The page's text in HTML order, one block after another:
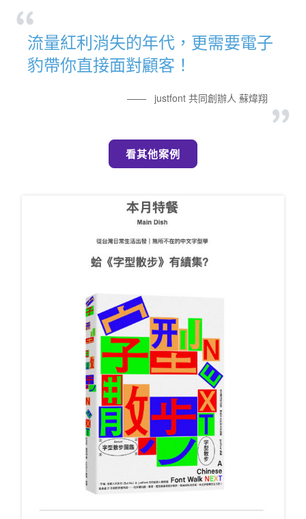
流量紅利消失的年代，更需要電子
豹帶你直接面對顧客！
—— justfont 共同創辦人 蘇煒翔
看其他案例